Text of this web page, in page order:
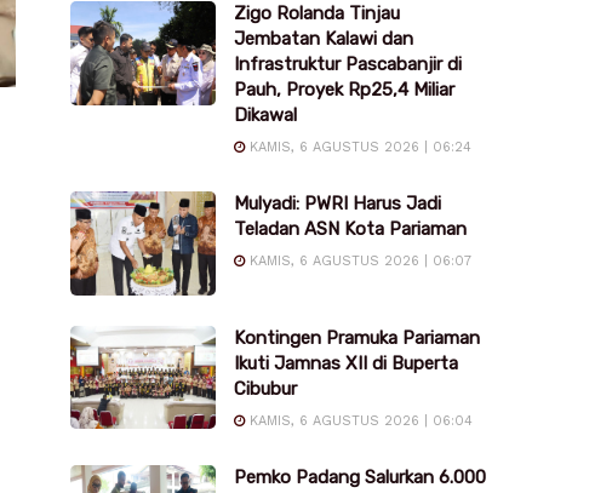
Zigo Rolanda Tinjau
Jembatan Kalawi dan
Infrastruktur Pascabanjir di
Pauh, Proyek Rp25,4 Miliar
Dikawal
KAMIS, 6 AGUSTUS 2026 | 06:24
Mulyadi: PWRI Harus Jadi
Teladan ASN Kota Pariaman
KAMIS, 6 AGUSTUS 2026 | 06:07
Kontingen Pramuka Pariaman
Ikuti Jamnas XII di Buperta
Cibubur
KAMIS, 6 AGUSTUS 2026 | 06:04
Pemko Padang Salurkan 6.000